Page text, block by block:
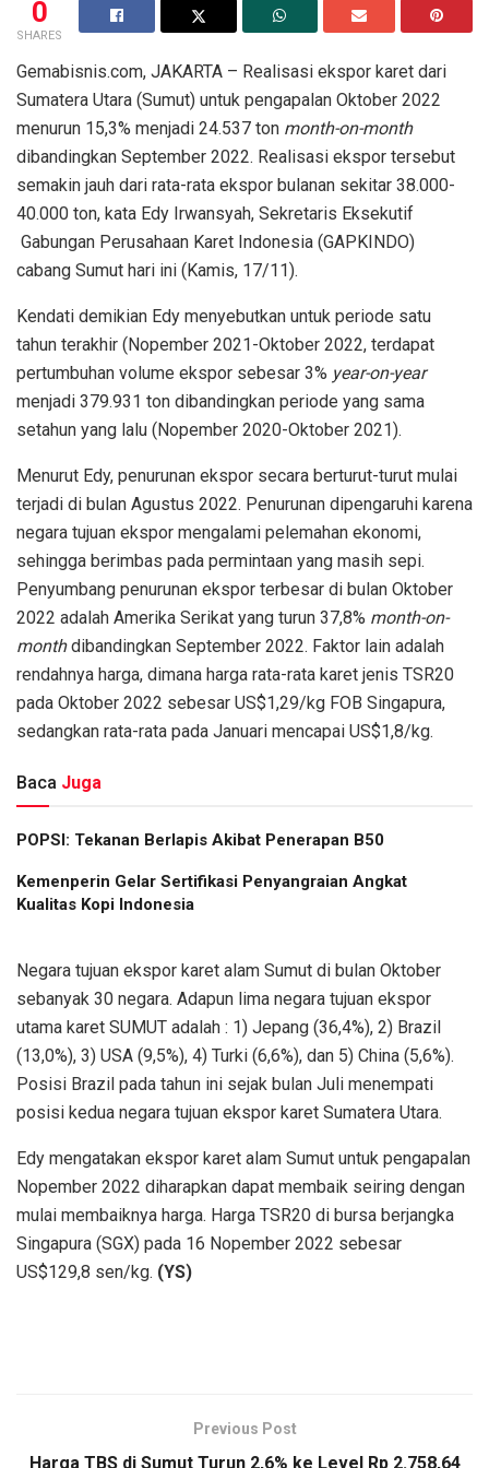
0
SHARES
Gemabisnis.com, JAKARTA – Realisasi ekspor karet dari
Sumatera Utara (Sumut) untuk pengapalan Oktober 2022
menurun 15,3% menjadi 24.537 ton month-on-month
dibandingkan September 2022. Realisasi ekspor tersebut
semakin jauh dari rata-rata ekspor bulanan sekitar 38.000-
40.000 ton, kata Edy Irwansyah, Sekretaris Eksekutif
Gabungan Perusahaan Karet Indonesia (GAPKINDO)
cabang Sumut hari ini (Kamis, 17/11).
Kendati demikian Edy menyebutkan untuk periode satu
tahun terakhir (Nopember 2021-Oktober 2022, terdapat
pertumbuhan volume ekspor sebesar 3% year-on-year
menjadi 379.931 ton dibandingkan periode yang sama
setahun yang lalu (Nopember 2020-Oktober 2021).
Menurut Edy, penurunan ekspor secara berturut-turut mulai
terjadi di bulan Agustus 2022. Penurunan dipengaruhi karena
negara tujuan ekspor mengalami pelemahan ekonomi,
sehingga berimbas pada permintaan yang masih sepi.
Penyumbang penurunan ekspor terbesar di bulan Oktober
2022 adalah Amerika Serikat yang turun 37,8% month-on-
monthdibandingkan September 2022. Faktor lain adalah
rendahnya harga, dimana harga rata-rata karet jenis TSR20
pada Oktober 2022 sebesar US$1,29/kg FOB Singapura,
sedangkan rata-rata pada Januari mencapai US$1,8/kg.
Baca Juga
POPSI: Tekanan Berlapis Akibat Penerapan B50
Kemenperin Gelar Sertifikasi Penyangraian Angkat
Kualitas Kopi Indonesia
Negara tujuan ekspor karet alam Sumut di bulan Oktober
sebanyak 30 negara. Adapun lima negara tujuan ekspor
utama karet SUMUT adalah : 1) Jepang (36,4%), 2) Brazil
(13,0%), 3) USA (9,5%), 4) Turki (6,6%), dan 5) China (5,6%).
Posisi Brazil pada tahun ini sejak bulan Juli menempati
posisi kedua negara tujuan ekspor karet Sumatera Utara.
Edy mengatakan ekspor karet alam Sumut untuk pengapalan
Nopember 2022 diharapkan dapat membaik seiring dengan
mulai membaiknya harga. Harga TSR20 di bursa berjangka
Singapura (SGX) pada 16 Nopember 2022 sebesar
US$129,8 sen/kg. (YS)
Previous Post
Harga TBS di Sumut Turun 2,6% ke Level Rp 2.758,64